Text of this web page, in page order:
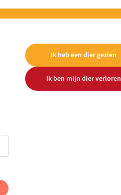
Ik heb een dier gezien
Ik ben mijn dier verloren